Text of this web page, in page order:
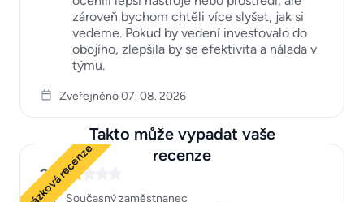
zároveň bychom chtěli více slyšet, jak si
vedeme. Pokud by vedení investovalo do
obojího, zlepšila by se efektivita a nálada v
týmu.
Zveřejněno 07. 08. 2026
Takto může vypadat vaše
recenze
Ukázková recenze
2
Současný zaměstnanec